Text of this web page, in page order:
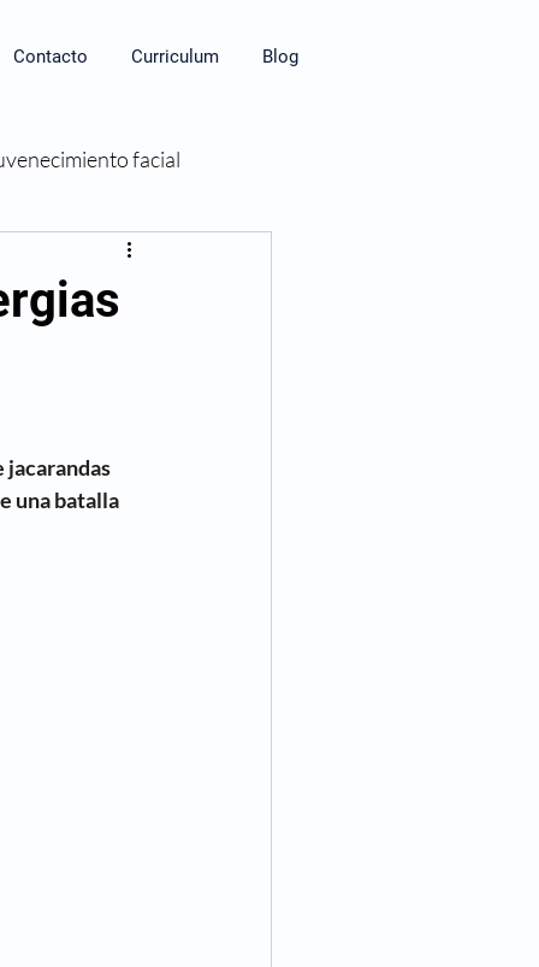
Contacto Curriculum Blog
facial
jacarandas
una batalla